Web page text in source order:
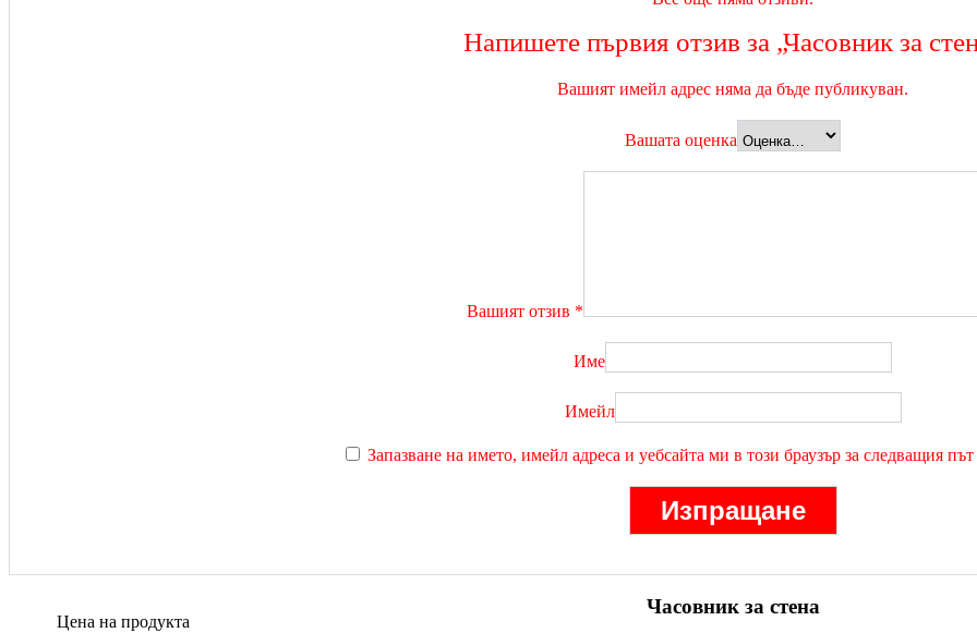
Напишете първия отзив за „Часовник за
Вашият имейл адрес няма да бъде публикуван.
Вашата оценка
Вашият отзив *
Име
Имейл
Запазване на името, имейл адреса и уебсайта ми в този браузър за следващия
Часовник за стена
Цена на продукта